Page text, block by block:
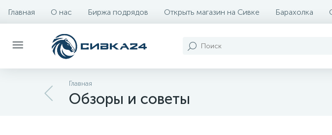
Главная О нас Биржа подрядов Открыть магазин на Сивке Барахолка
Главная
Обзоры и советы